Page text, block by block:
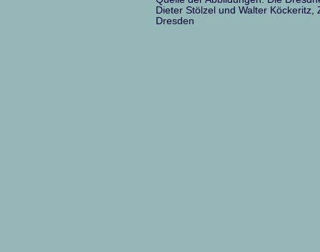
Dieter Stölzel und Walter
Dresden